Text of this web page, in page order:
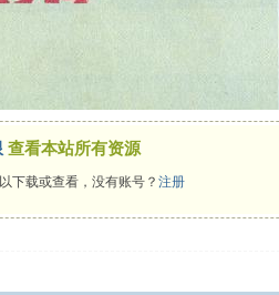
查看本站所有资源
下载或查看，没有账号？ 注册